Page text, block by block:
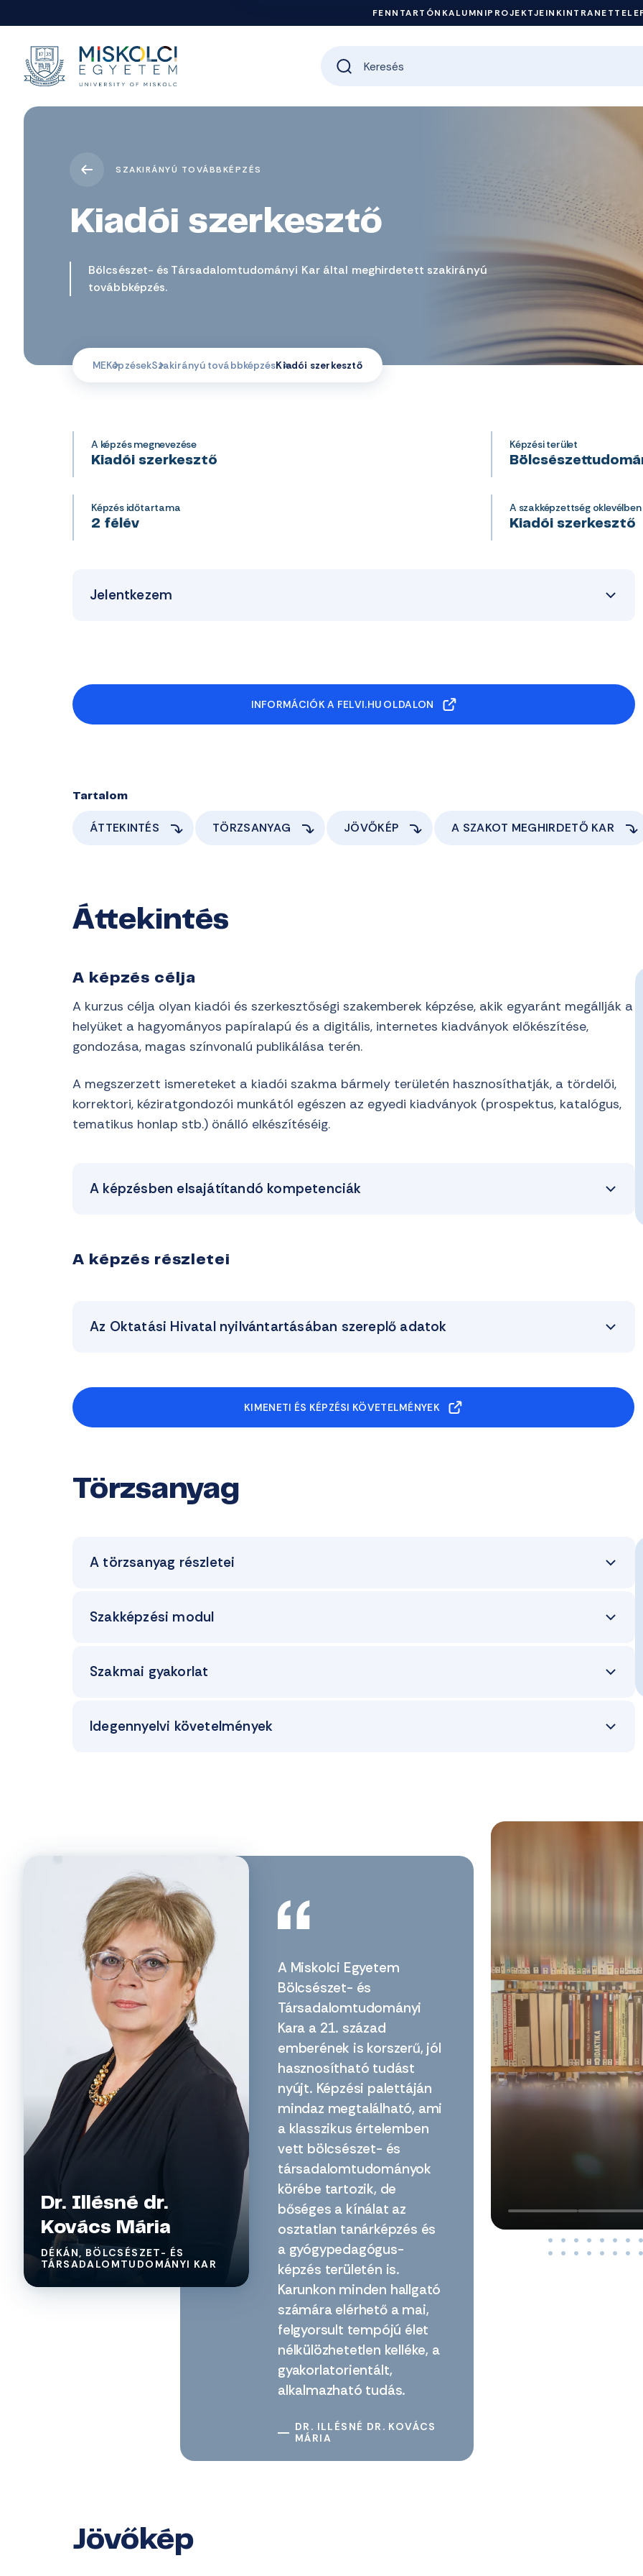
FENNTARTÓNKALUMNIPROJEKTJEINKINTRANET
SZAKIRÁNYÚ TOVÁBBKÉPZÉS
Kiadói szerkesztő
Bölcsészet- és Társadalomtudományi Kar által meghirdetett szakirányú
továbbképzés.
MEKépzésekSzakirányú továbbképzésKiadói szerkesztő
A képzés megnevezése
Kiadói szerkesztő
Képzési terület
Képzés időtartama
2 félév
A szakképzettség
Kiadói szerkesztő
Jelentkezem
INFORMÁCIÓK A FELVI.HU OLDALON
Tartalom
ÁTTEKINTÉS TÖRZSANYAG JÖVŐKÉP A SZAKOT MEGHIRDETŐ KAR
Áttekintés
A képzés célja
A kurzus célja olyan kiadói és szerkesztőségi szakemberek képzése, akik egyaránt megállják a
helyüket a hagyományos papíralapú és a digitális, internetes kiadványok előkészítése,
gondozása, magas színvonalú publikálása terén.
A megszerzett ismereteket a kiadói szakma bármely területén hasznosíthatják, a tördelői,
korrektori, kéziratgondozói munkától egészen az egyedi kiadványok (prospektus, katalógus,
tematikus honlap stb.) önálló elkészítéséig.
A képzésben elsajátítandó kompetenciák
A képzés részletei
Az Oktatási Hivatal nyilvántartásában szereplő adatok
KIMENETI ÉS KÉPZÉSI KÖVETELMÉNYEK
Törzsanyag
A törzsanyag részletei
Szakképzési modul
Szakmai gyakorlat
Idegennyelvi követelmények
Dr. Illésné dr.
Kovács Mária
DÉKÁN, BÖLCSÉSZET- ÉS
TÁRSADALOMTUDOMÁNYI KAR
A Miskolci Egyetem
Bölcsészet- és
Társadalomtudományi
Kara a 21. század
emberének is korszerű, jól
hasznosítható tudást
nyújt. Képzési palettáján
mindaz megtalálható, ami
a klasszikus értelemben
vett bölcsészet- és
társadalomtudományok
körébe tartozik, de
bőséges a kínálat az
osztatlan tanárképzés és
a gyógypedagógus-
képzés területén is.
Karunkon minden hallgató
számára elérhető a mai,
felgyorsult tempójú élet
nélkülözhetetlen kelléke, a
gyakorlatorientált,
alkalmazható tudás.
DR. ILLÉSNÉ DR. KOVÁCS
MÁRIA
Jövőkép